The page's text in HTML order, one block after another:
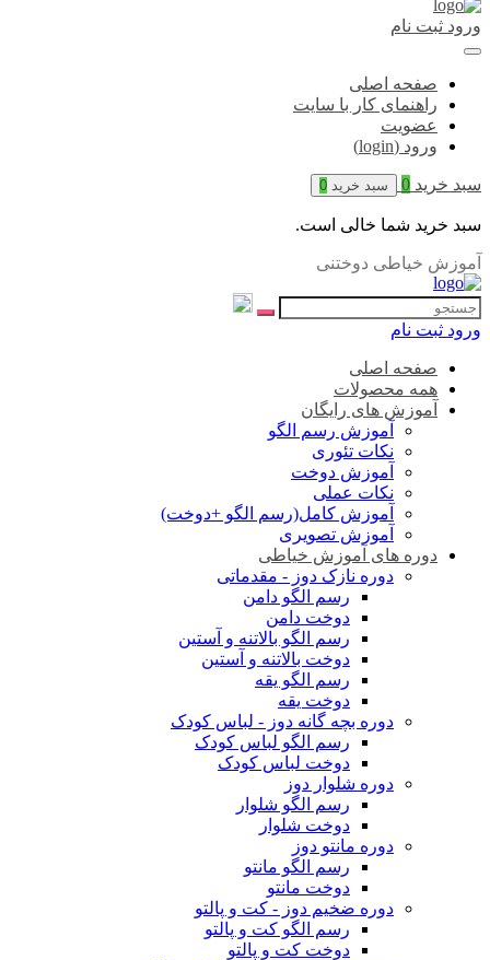
ورود ثبت نام
صفحه اصلی
راهنمای کار با سایت
عضویت
ورود (login)
سبد خرید 0 سبد خرید 0
سبد خرید شما خالی است.
آموزش خیاطی دوختنی
ورود ثبت نام
صفحه اصلی
همه محصولات
آموزش های رایگان
آموزش رسم الگو
نکات تئوری
آموزش دوخت
نکات عملی
آموزش کامل(رسم الگو +دوخت)
آموزش تصویری
دوره های آموزش خیاطی
دوره نازک دوز - مقدماتی
رسم الگو دامن
دوخت دامن
رسم الگو بالاتنه و آستین
دوخت بالاتنه و آستین
رسم الگو یقه
دوخت یقه
دوره بچه گانه دوز - لباس کودک
رسم الگو لباس کودک
دوخت لباس کودک
دوره شلوار دوز
رسم الگو شلوار
دوخت شلوار
دوره مانتو دوز
رسم الگو مانتو
دوخت مانتو
دوره ضخیم دوز - کت و پالتو
رسم الگو کت و پالتو
دوخت کت و پالتو